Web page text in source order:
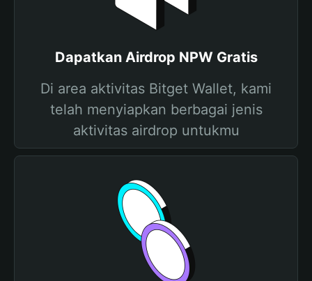
Dapatkan Airdrop NPW Gratis
Di area aktivitas Bitget Wallet, kami
telah menyiapkan berbagai jenis
aktivitas airdrop untukmu